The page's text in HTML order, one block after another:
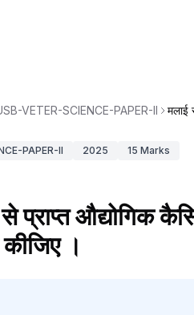
VETER-SCIENCE-PAPER-II मलाई
PAPER-II 2025 15 Marks
प्राप्त औद्योगिक
कीजिए ।